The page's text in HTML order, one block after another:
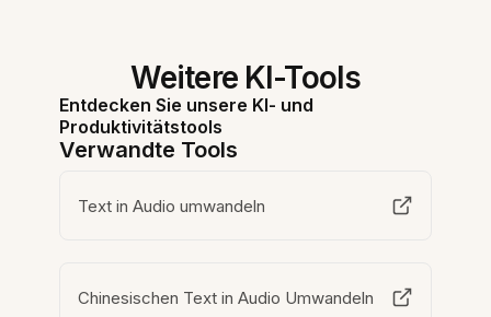
Weitere KI-Tools
Entdecken Sie unsere KI- und
Produktivitätstools
Verwandte Tools
Text in Audio umwandeln
Chinesischen Text in Audio Umwandeln